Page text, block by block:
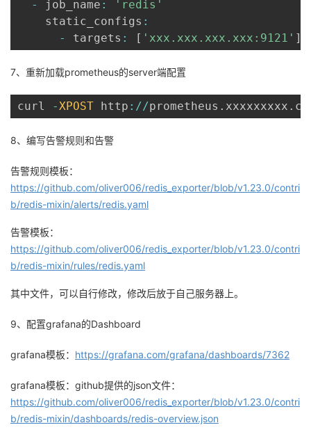
-
job_name :
'redis'
    static_configs
:
-
targets : [ 'xxx.xxx.xxx.xxx:9121' ]
7、重新加载prometheus的server端配置
curl -XPOST http : //prometheus . xxxxxxxxx .
8、编写告警规则和告警
告警规则模板：
https://github.com/oliver006/redis_exporter/blob/v1.23.0/contri
b/redis-mixin/alerts/redis.yaml
告警模板：
https://github.com/oliver006/redis_exporter/blob/v1.23.0/contri
b/redis-mixin/rules/redis.yaml
其中文件，可以自行修改，修改后放于自己服务器上。
9、配置grafana的Dashboard
grafana模板： https://grafana.com/grafana/dashboards/7362
grafana模板：github提供的json文件：
https://github.com/oliver006/redis_exporter/blob/v1.23.0/contri
b/redis-mixin/dashboards/redis-overview.json